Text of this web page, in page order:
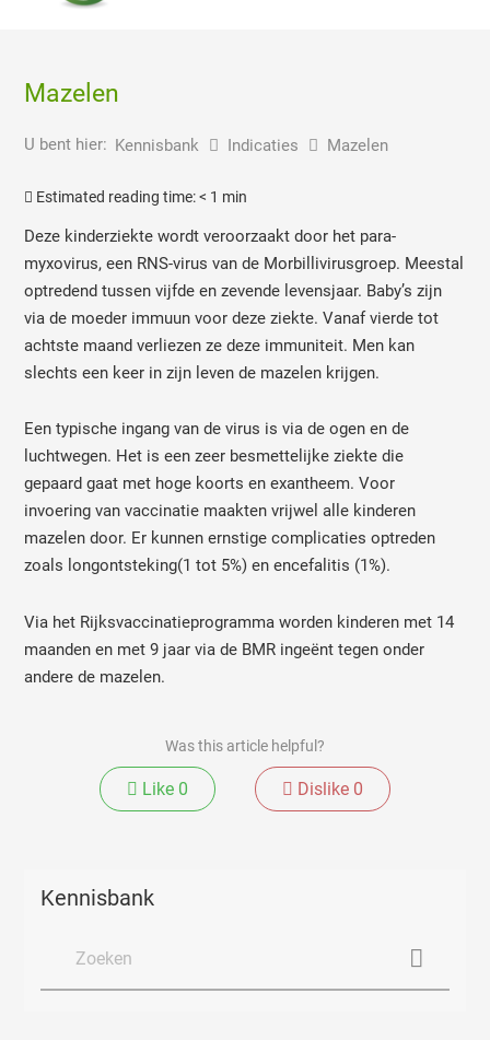
Mazelen
U bent hier: Kennisbank Indicaties Mazelen
Estimated reading time: < 1 min
Deze kinderziekte wordt veroorzaakt door het para-
myxovirus, een RNS-virus van de Morbillivirusgroep. Meestal
optredend tussen vijfde en zevende levensjaar. Baby’s zijn
via de moeder immuun voor deze ziekte. Vanaf vierde tot
achtste maand verliezen ze deze immuniteit. Men kan
slechts een keer in zijn leven de mazelen krijgen.
Een typische ingang van de virus is via de ogen en de
luchtwegen. Het is een zeer besmettelijke ziekte die
gepaard gaat met hoge koorts en exantheem. Voor
invoering van vaccinatie maakten vrijwel alle kinderen
mazelen door. Er kunnen ernstige complicaties optreden
zoals longontsteking(1 tot 5%) en encefalitis (1%).
Via het Rijksvaccinatieprogramma worden kinderen met 14
maanden en met 9 jaar via de BMR ingeënt tegen onder
andere de mazelen.
Was this article helpful?
Like 0 Dislike 0
Kennisbank